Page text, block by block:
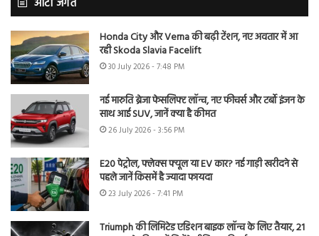
ऑटो जगत
Honda City और Verna की बढ़ी टेंशन, नए अवतार में आ
रही Skoda Slavia Facelift
30 July 2026 - 7:48 PM
नई मारुति ब्रेजा फेसलिफ्ट लॉन्च, नए फीचर्स और टर्बो इंजन के
साथ आई SUV, जानें क्या है कीमत
26 July 2026 - 3:56 PM
E20 पेट्रोल, फ्लेक्स फ्यूल या EV कार? नई गाड़ी खरीदने से
पहले जानें किसमें है ज्यादा फायदा
23 July 2026 - 7:41 PM
Triumph की लिमिटेड एडिशन बाइक लॉन्च के लिए तैयार, 21